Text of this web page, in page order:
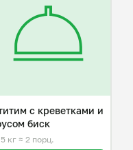
с креветками и
биск
кг ≈ 2 порц.